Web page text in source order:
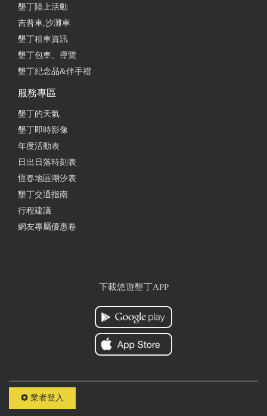
墾丁陸上活動
吉普車,沙灘車
墾丁租車資訊
墾丁包車、導覽
墾丁紀念品&伴手禮
服務專區
墾丁的天氣
墾丁即時影像
年度活動表
日出日落時刻表
恆春地區潮汐表
墾丁交通指南
行程建議
網友專屬優惠卷
下載悠遊墾丁APP
業者登入